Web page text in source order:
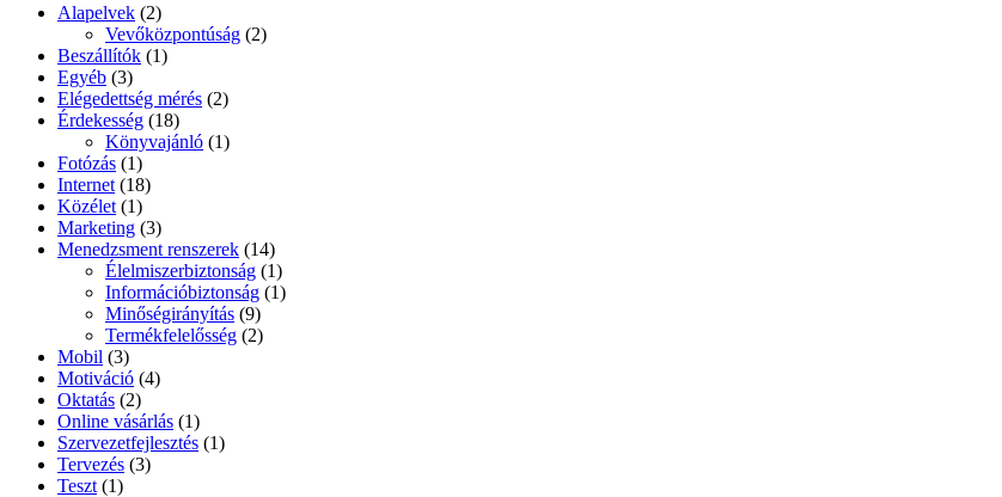
Alapelvek (2)
Vevőközpontúság (2)
Beszállítók (1)
Egyéb (3)
Elégedettség mérés (2)
Érdekesség (18)
Könyvajánló (1)
Fotózás (1)
Internet (18)
Közélet (1)
Marketing (3)
Menedzsment renszerek (14)
Élelmiszerbiztonság (1)
Információbiztonság (1)
Minőségirányítás (9)
Termékfelelősség (2)
Mobil (3)
Motiváció (4)
Oktatás (2)
Online vásárlás (1)
Szervezetfejlesztés (1)
Tervezés (3)
Teszt (1)